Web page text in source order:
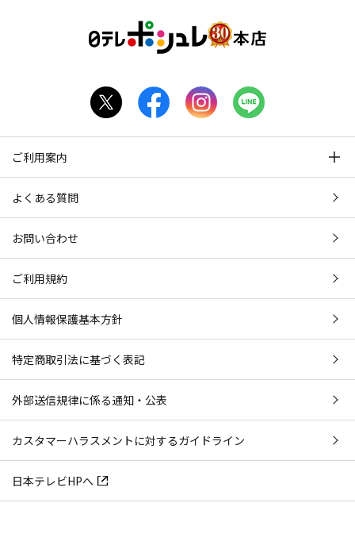
ご利用案内
よくある質問
お問い合わせ
ご利用規約
個人情報保護基本方針
特定商取引法に基づく表記
外部送信規律に係る通知・公表
カスタマーハラスメントに対するガイドライン
日本テレビHPへ